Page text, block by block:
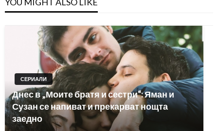
СЕРИАЛИ
Днес в „Моите братя и сестри“: Яман и
Сузан се напиват и прекарват нощта
заедно